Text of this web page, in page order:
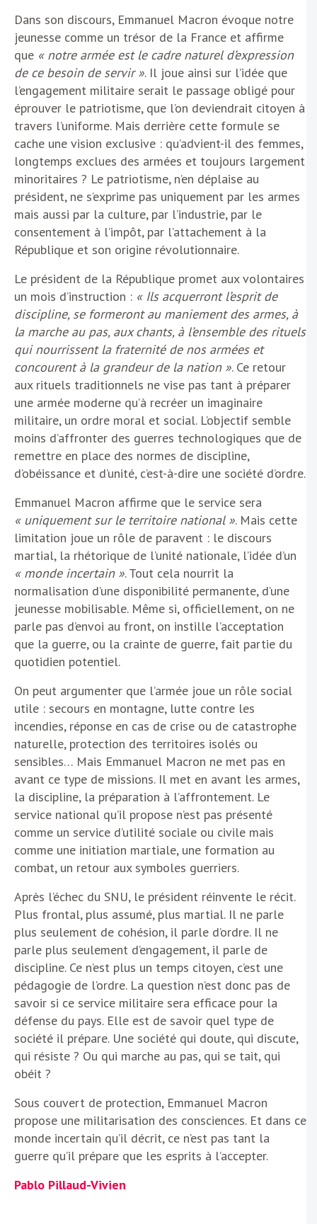
Dans son discours, Emmanuel Macron évoque notre
jeunesse comme un trésor de la France et affirme
que « notre armée est le cadre naturel d’expression
de ce besoin de servir ». Il joue ainsi sur l’idée que
l’engagement militaire serait le passage obligé pour
éprouver le patriotisme, que l’on deviendrait citoyen à
travers l’uniforme. Mais derrière cette formule se
cache une vision exclusive : qu’advient-il des femmes,
longtemps exclues des armées et toujours largement
minoritaires ? Le patriotisme, n’en déplaise au
président, ne s’exprime pas uniquement par les armes
mais aussi par la culture, par l’industrie, par le
consentement à l’impôt, par l’attachement à la
République et son origine révolutionnaire.
Le président de la République promet aux volontaires
un mois d’instruction : « Ils acquerront l’esprit de
discipline, se formeront au maniement des armes, à
la marche au pas, aux chants, à l’ensemble des rituels
qui nourrissent la fraternité de nos armées et
concourent à la grandeur de la nation ». Ce retour
aux rituels traditionnels ne vise pas tant à préparer
une armée moderne qu’à recréer un imaginaire
militaire, un ordre moral et social. L’objectif semble
moins d’affronter des guerres technologiques que de
remettre en place des normes de discipline,
d’obéissance et d’unité, c’est-à-dire une société d’ordre.
Emmanuel Macron affirme que le service sera
« uniquement sur le territoire national ». Mais cette
limitation joue un rôle de paravent : le discours
martial, la rhétorique de l’unité nationale, l’idée d’un
« monde incertain ». Tout cela nourrit la
normalisation d’une disponibilité permanente, d’une
jeunesse mobilisable. Même si, officiellement, on ne
parle pas d’envoi au front, on instille l’acceptation
que la guerre, ou la crainte de guerre, fait partie du
quotidien potentiel.
On peut argumenter que l’armée joue un rôle social
utile : secours en montagne, lutte contre les
incendies, réponse en cas de crise ou de catastrophe
naturelle, protection des territoires isolés ou
sensibles… Mais Emmanuel Macron ne met pas en
avant ce type de missions. Il met en avant les armes,
la discipline, la préparation à l’affrontement. Le
service national qu’il propose n’est pas présenté
comme un service d’utilité sociale ou civile mais
comme une initiation martiale, une formation au
combat, un retour aux symboles guerriers.
Après l’échec du SNU, le président réinvente le récit.
Plus frontal, plus assumé, plus martial. Il ne parle
plus seulement de cohésion, il parle d’ordre. Il ne
parle plus seulement d’engagement, il parle de
discipline. Ce n’est plus un temps citoyen, c’est une
pédagogie de l’ordre. La question n’est donc pas de
savoir si ce service militaire sera efficace pour la
défense du pays. Elle est de savoir quel type de
société il prépare. Une société qui doute, qui discute,
qui résiste ? Ou qui marche au pas, qui se tait, qui
obéit ?
Sous couvert de protection, Emmanuel Macron
propose une militarisation des consciences. Et dans ce
monde incertain qu’il décrit, ce n’est pas tant la
guerre qu’il prépare que les esprits à l’accepter.
Pablo Pillaud-Vivien